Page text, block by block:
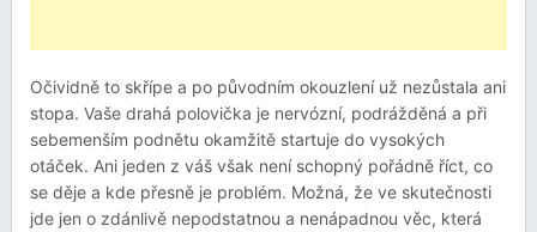
Očividně to skřípe a po původním okouzlení už nezůstala ani
stopa. Vaše drahá polovička je nervózní, podrážděná a při
sebemenším podnětu okamžitě startuje do vysokých
otáček. Ani jeden z váš však není schopný pořádně říct, co
se děje a kde přesně je problém. Možná, že ve skutečnosti
jde jen o zdánlivě nepodstatnou a nenápadnou věc, která